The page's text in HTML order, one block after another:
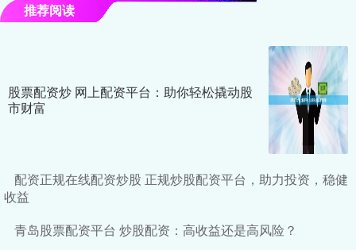
推荐阅读
股票配资炒 网上配资平台：助你轻松撬动股
市财富
配资正规在线配资炒股 正规炒股配资平台，助力投资，稳健
收益
青岛股票配资平台 炒股配资：高收益还是高风险？